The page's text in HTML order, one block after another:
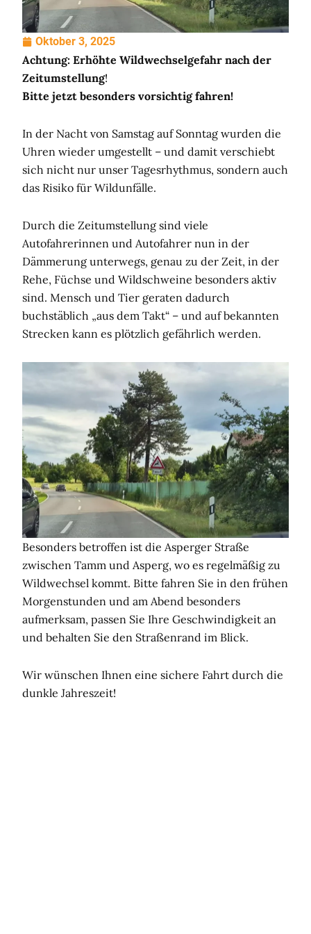
Oktober 3, 2025
Achtung: Erhöhte Wildwechselgefahr nach der
Zeitumstellung!
Bitte jetzt besonders vorsichtig fahren!
In der Nacht von Samstag auf Sonntag wurden die
Uhren wieder umgestellt – und damit verschiebt
sich nicht nur unser Tagesrhythmus, sondern auch
das Risiko für Wildunfälle.
Durch die Zeitumstellung sind viele
Autofahrerinnen und Autofahrer nun in der
Dämmerung unterwegs, genau zu der Zeit, in der
Rehe, Füchse und Wildschweine besonders aktiv
sind. Mensch und Tier geraten dadurch
buchstäblich „aus dem Takt“ – und auf bekannten
Strecken kann es plötzlich gefährlich werden.
Besonders betroffen ist die Asperger Straße
zwischen Tamm und Asperg, wo es regelmäßig zu
Wildwechsel kommt. Bitte fahren Sie in den frühen
Morgenstunden und am Abend besonders
aufmerksam, passen Sie Ihre Geschwindigkeit an
und behalten Sie den Straßenrand im Blick.
Wir wünschen Ihnen eine sichere Fahrt durch die
dunkle Jahreszeit!